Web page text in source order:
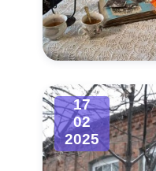
17
02
2025